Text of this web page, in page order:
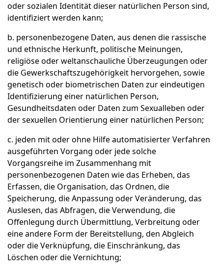
oder sozialen Identität dieser natürlichen Person sind,
identifiziert werden kann;
b. personenbezogene Daten, aus denen die rassische
und ethnische Herkunft, politische Meinungen,
religiöse oder weltanschauliche Überzeugungen oder
die Gewerkschaftszugehörigkeit hervorgehen, sowie
genetisch oder biometrischen Daten zur eindeutigen
Identifizierung einer natürlichen Person,
Gesundheitsdaten oder Daten zum Sexualleben oder
der sexuellen Orientierung einer natürlichen Person;
c. jeden mit oder ohne Hilfe automatisierter Verfahren
ausgeführten Vorgang oder jede solche
Vorgangsreihe im Zusammenhang mit
personenbezogenen Daten wie das Erheben, das
Erfassen, die Organisation, das Ordnen, die
Speicherung, die Anpassung oder Veränderung, das
Auslesen, das Abfragen, die Verwendung, die
Offenlegung durch Übermittlung, Verbreitung oder
eine andere Form der Bereitstellung, den Abgleich
oder die Verknüpfung, die Einschränkung, das
Löschen oder die Vernichtung;